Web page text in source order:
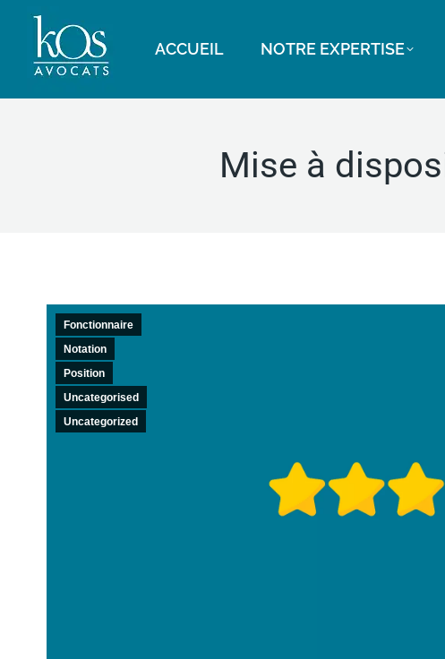
ACCUEIL NOTRE EXPERTISE
Mise à
Fonctionnaire
Notation
Position
Uncategorised
Uncategorized